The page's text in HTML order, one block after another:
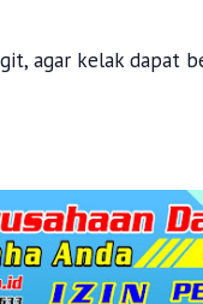
agar kelak dapat